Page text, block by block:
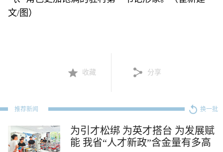
文/图）
收藏 分享
推荐新闻 换一批
为引才松绑 为英才搭台 为发展赋
能 我省“人才新政”含金量有多高